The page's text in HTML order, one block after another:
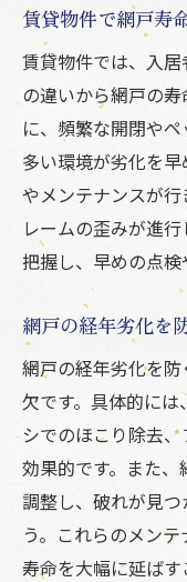
賃貸物件で網戸寿
賃貸物件では、入
の違いから網戸の
に、頻繁な開閉や
多い環境が劣化を
やメンテナンスが
レームの歪みが進
把握し、早めの点検
網戸の経年劣化を
網戸の経年劣化を
欠です。具体的に
シでのほこり除去
効果的です。また
調整し、破れが見
う。これらのメン
寿命を大幅に延ばす